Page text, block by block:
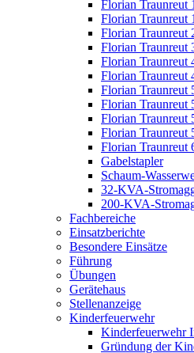
Florian Traunreut
Florian Traunreut
Florian Traunreut
Florian Traunreut
Florian Traunreut
Florian Traunreut
Florian Traunreut
Florian Traunreut
Florian Traunreut
Florian Traunreut
Florian Traunreut
Gabelstapler
Schaum-
32-KVA-
200-KVA-
Fachbereiche
Einsatzberichte
Besondere Einsätze
Führung
Übungen
Gerätehaus
Stellenanzeige
Kinderfeuerwehr
Kinderfeuerwehr
Gründung der